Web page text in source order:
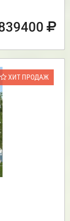
ХИТ ПРОДАЖ